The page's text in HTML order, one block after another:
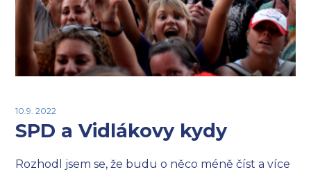
10.9. 2022
SPD a Vidlákovy kydy
Rozhodl jsem se, že budu o něco méně číst a více